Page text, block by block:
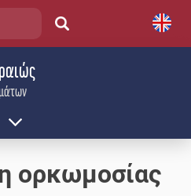
ορκωμοσίας